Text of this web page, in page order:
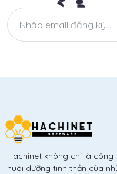
Hachinet không chỉ là
nuôi dưỡng tinh thần của